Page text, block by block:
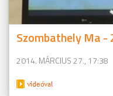
Szombathely Ma -
2014. MÁRCIUS 27., 17:38